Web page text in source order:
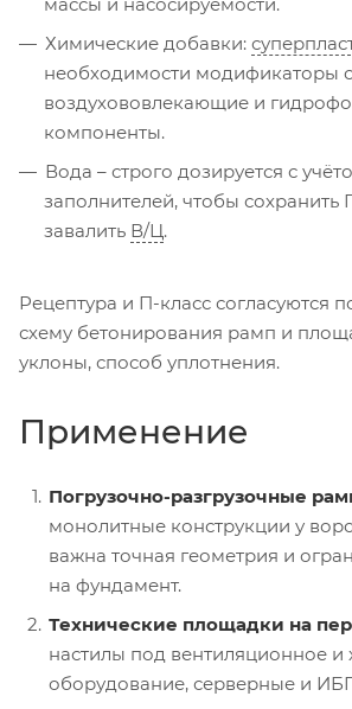
Химические добавки:
необходимости модификаторы
воздухововлекающие и
компоненты.
Вода – строго дозируется с
заполнителей, чтобы сохранить
завалить В/Ц.
Рецептура и П-класс согласуются
схему бетонирования рамп и
уклоны, способ уплотнения.
Применение
Погрузочно-разгрузочные
монолитные конструкции у
важна точная геометрия и
на фундамент.
Технические площадки на
настилы под вентиляционное и
оборудование, серверные и